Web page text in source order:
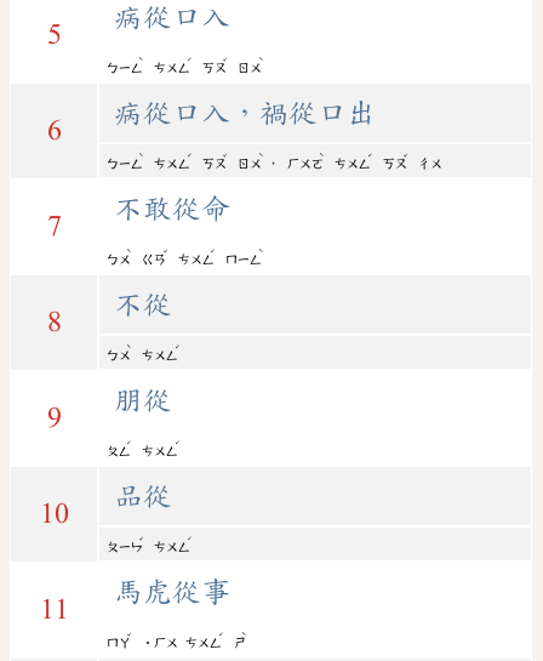
5
病從口入
ㄅㄧㄥ
ˋ
ㄘㄨㄥ
ˊ
ㄎㄡ
ˇ
ㄖㄨ
ˋ
6
病從口入，禍從口出
ㄅㄧㄥ
ˋ
ㄘㄨㄥ
ˊ
ㄎㄡ
ˇ
ㄖㄨ
ˋ
， ㄏㄨㄛ
ˋ
ㄘㄨㄥ
ˊ
ㄎㄡ
ˇ
ㄔㄨ
7
不敢從命
ㄅㄨ
ˋ
ㄍㄢ
ˇ
ㄘㄨㄥ
ˊ
ㄇㄧㄥ
ˋ
8
不從
ㄅㄨ
ˋ
ㄘㄨㄥ
ˊ
9
朋從
ㄆㄥ
ˊ
ㄘㄨㄥ
ˊ
10
品從
ㄆㄧㄣ
ˇ
ㄘㄨㄥ
ˊ
11
馬虎從事
ㄇㄚ
ˇ
˙ㄏㄨ ㄘㄨㄥ
ˊ
ㄕ
ˋ